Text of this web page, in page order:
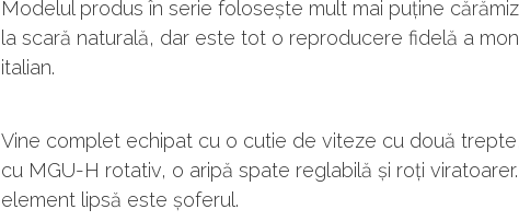
Modelul produs în serie folosește mult mai puține
la scară naturală, dar este tot o reproducere fidelă a
italian.
Vine complet echipat cu o cutie de viteze cu două
cu MGU-H rotativ, o aripă spate reglabilă și roți viratoarer.
element lipsă este șoferul.